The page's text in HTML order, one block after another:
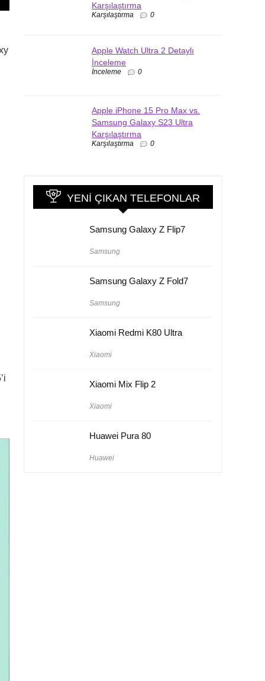
Karşılaştırma
Karşılaştırma 0
Apple Watch Ultra 2 Detaylı
İnceleme
İnceleme 0
Apple iPhone 15 Pro Max vs.
Samsung Galaxy S23 Ultra
Karşılaştırma
Karşılaştırma 0
YENI ÇIKAN TELEFONLAR
Samsung Galaxy Z Flip7
Samsung
Samsung Galaxy Z Fold7
Samsung
Xiaomi Redmi K80 Ultra
Xiaomi
Xiaomi Mix Flip 2
Xiaomi
Huawei Pura 80
Huawei